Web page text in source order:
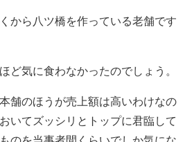
から八ツ橋を作っている老舗です
ど気に食わなかったのでしょう。
舗のほうが売上額は高いわけなの
いてズッシリとトップに君臨して